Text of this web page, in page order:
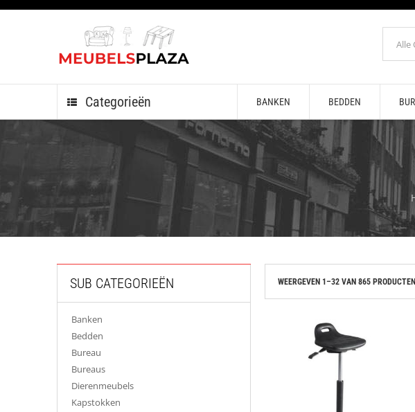
Categorieën BANKEN BEDDEN
SUB CATEGORIEËN
Banken
Bedden
Bureau
Bureaus
Dierenmeubels
Kapstokken
WEERGEVEN 1–32 VAN 865 PRODUCTEN